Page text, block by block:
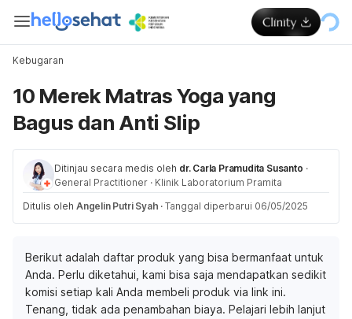
Kebugaran
10 Merek Matras Yoga yang
Bagus dan Anti Slip
Ditinjau secara medis oleh dr. Carla Pramudita Susanto ·
General Practitioner · Klinik Laboratorium Pramita
Ditulis oleh Angelin Putri Syah · Tanggal diperbarui 06/05/2025
Berikut adalah daftar produk yang bisa bermanfaat untuk
Anda. Perlu diketahui, kami bisa saja mendapatkan sedikit
komisi setiap kali Anda membeli produk via link ini.
Tenang, tidak ada penambahan biaya. Pelajari lebih lanjut